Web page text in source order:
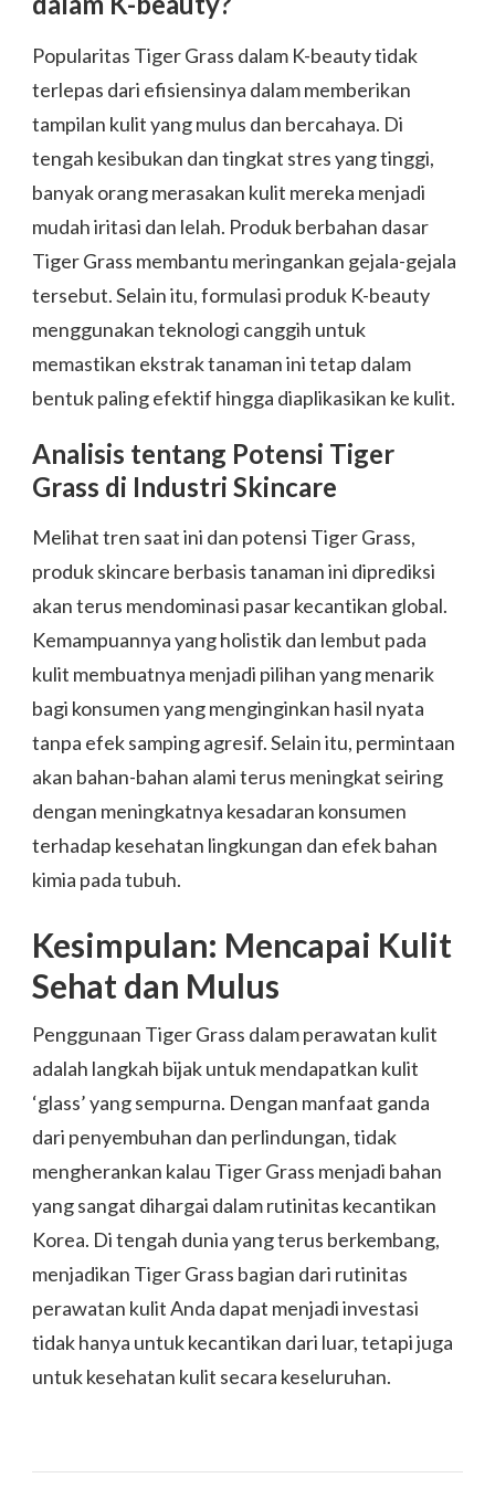
Popularitas Tiger Grass dalam K-beauty tidak
terlepas dari efisiensinya dalam memberikan
tampilan kulit yang mulus dan bercahaya. Di
tengah kesibukan dan tingkat stres yang tinggi,
banyak orang merasakan kulit mereka menjadi
mudah iritasi dan lelah. Produk berbahan dasar
Tiger Grass membantu meringankan gejala-gejala
tersebut. Selain itu, formulasi produk K-beauty
menggunakan teknologi canggih untuk
memastikan ekstrak tanaman ini tetap dalam
bentuk paling efektif hingga diaplikasikan ke kulit.
Analisis tentang Potensi Tiger
Grass di Industri Skincare
Melihat tren saat ini dan potensi Tiger Grass,
produk skincare berbasis tanaman ini diprediksi
akan terus mendominasi pasar kecantikan global.
Kemampuannya yang holistik dan lembut pada
kulit membuatnya menjadi pilihan yang menarik
bagi konsumen yang menginginkan hasil nyata
tanpa efek samping agresif. Selain itu, permintaan
akan bahan-bahan alami terus meningkat seiring
dengan meningkatnya kesadaran konsumen
terhadap kesehatan lingkungan dan efek bahan
kimia pada tubuh.
Kesimpulan: Mencapai Kulit
Sehat dan Mulus
Penggunaan Tiger Grass dalam perawatan kulit
adalah langkah bijak untuk mendapatkan kulit
‘glass’ yang sempurna. Dengan manfaat ganda
dari penyembuhan dan perlindungan, tidak
mengherankan kalau Tiger Grass menjadi bahan
yang sangat dihargai dalam rutinitas kecantikan
Korea. Di tengah dunia yang terus berkembang,
menjadikan Tiger Grass bagian dari rutinitas
perawatan kulit Anda dapat menjadi investasi
tidak hanya untuk kecantikan dari luar, tetapi juga
untuk kesehatan kulit secara keseluruhan.